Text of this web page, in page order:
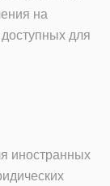
на
для
иностранных